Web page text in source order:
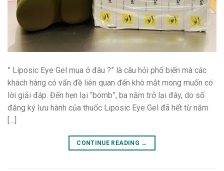
” Liposic Eye Gel mua ở đâu ?” là câu hỏi phổ biến mà các
khách hàng có vấn đề liên quan đến khô mắt mong muốn có
lời giải đáp. Đến hẹn lại “bomb”, ba năm trở lại đây, do số
đăng ký lưu hành của thuốc Liposic Eye Gel đã hết từ năm
[…]
CONTINUE READING →